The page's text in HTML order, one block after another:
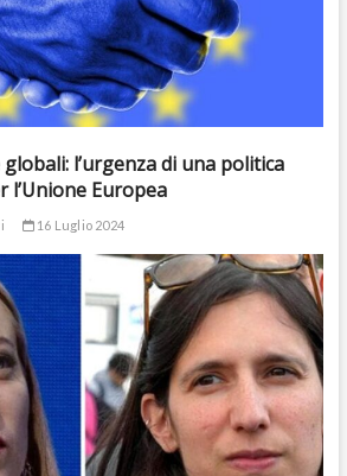
l’urgenza di una politica
l’Unione Europea
16 Luglio 2024